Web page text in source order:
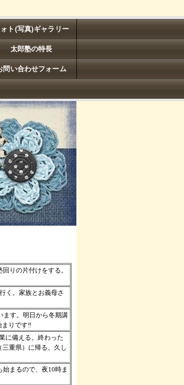
ト(写真)ギャラリー
太郎塾の特長
問い合わせフォーム
りの片付けをする。
く。家族とお義母さ
す。明日から冬期講
りです‼
に備える。終わった
重県）に帰る。久し
まるので、夜10時ま